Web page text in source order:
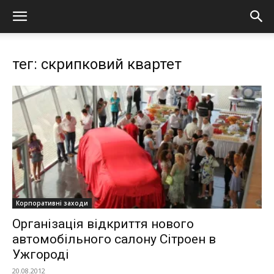
тег: скрипковий квартет
Корпоративні заходи
Організація відкриття нового
автомобільного салону Сітроен в
Ужгороді
20.08.2012